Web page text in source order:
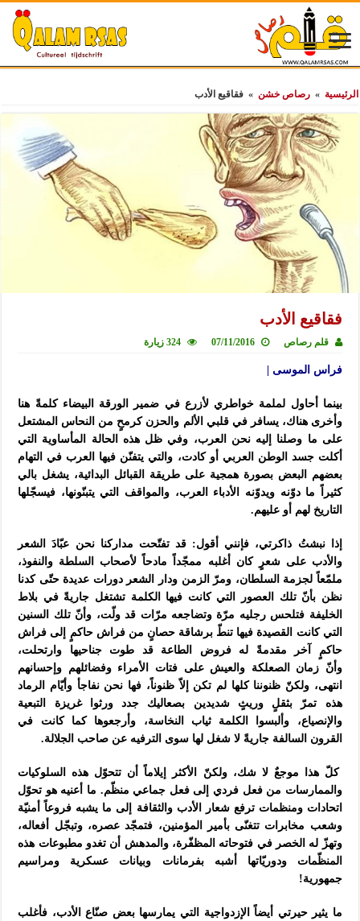
الرئيسية » رصاص خشن » فقاقيع الأدب
فقاقيع الأدب
قلم رصاص 07/11/2016 324 زيارة
فراس الموسى |
بينما أحاول لملمة خواطري لأزرع في ضمير الورقة البيضاء كلمةً هنا
وأخرى هناك، يسافر في قلبي الألم والحزن كرمحٍ من النحاس المشتعل
على ما وصلنا إليه نحن العرب، وفي ظل هذه الحالة المأساوية التي
أكلت جسد الوطن العربي أو كادت، والتي يتفنّن فيها العرب في التهام
بعضهم البعض بصورة همجية على طريقة القبائل البدائية، يشغل بالي
كثيراً ما دوّنه ويدوّنه الأدباء العرب، والمواقف التي يتبنّونها، فيسجّلها
التاريخ لهم أو عليهم.
إذا نبشتُ ذاكرتي، فإنني أقول: قد تفتّحت مداركنا نحن عبّادَ الشعر
والأدب على شعرٍ كان أغلبه ممجّداً مادحاً لأصحاب السلطة والنفوذ،
ملمّعاً لجزمة السلطان، ومرّ الزمن ودار الشعر دورات عديدة حتّى كدنا
نظن بأنّ تلك العصور التي كانت فيها الكلمة تشتغل جاريةً في بلاط
الخليفة فتلحس رجليه مرّة وتضاجعه مرّات قد ولّت، وأنّ تلك السنين
التي كانت القصيدة فيها تنطّ برشاقة حصانٍ من فراش حاكمٍ إلى فراش
حاكمٍ آخر مقدمةً له فروض الطاعة قد طوت جناحيها وارتحلت،
وأنّ زمان الصعلكة والعيش على فتات الأمراء وفضائلهم وإحسانهم
انتهى، ولكنّ ظنوننا كلها لم تكن إلاّ ظنوناً، فها نحن نفاجأ وأيّام الرماد
هذه تمرّ بثقلٍ وريثٍ شديدين بصعاليك جدد ورثوا غريزة التبعية
والإنصياع، وألبسوا الكلمة ثياب النخاسة، وأرجعوها كما كانت في
القرون السالفة جاريةً لا شغل لها سوى الترفيه عن صاحب الجلالة.
كلّ هذا موجعٌ لا شك، ولكنّ الأكثر إيلاماً أن تتحوّل هذه السلوكيات
والممارسات من فعل فردي إلى فعل جماعي منظّم. ما أعنيه هو تحوّل
اتحادات ومنظمات ترفع شعار الأدب والثقافة إلى ما يشبه فروعاً أمنيّة
وشعب مخابرات تتغنّى بأمير المؤمنين، فتمجّد عصره، وتبجّل أفعاله،
وتهزّ له الخصر في فتوحاته المظفّرة، والمدهش أن تغدو مطبوعات هذه
المنظّمات ودوريّاتها أشبه بفرمانات وبيانات عسكرية ومراسيم
جمهورية!
ما يثير حيرتي أيضاً الإزدواجية التي يمارسها بعض صنّاع الأدب، فأغلب